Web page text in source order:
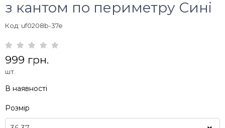
з кантом по периметру Сині
Код: uf0208b-37e
999 грн.
шт.
В наявності
Розмір